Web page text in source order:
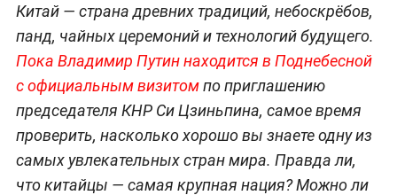
Китай — страна древних традиций, небоскрёбов,
панд, чайных церемоний и технологий будущего.
Пока Владимир Путин находится в Поднебесной
с официальным визитомпо приглашению
председателя КНР Си Цзиньпина, самое время
проверить, насколько хорошо вы знаете одну из
самых увлекательных стран мира. Правда ли,
что китайцы — самая крупная нация? Можно ли